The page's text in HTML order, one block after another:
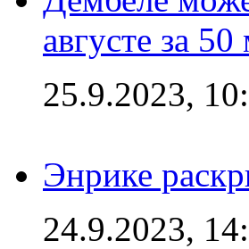
августе за
25.9.2023,
Энрике
24.9.2023,